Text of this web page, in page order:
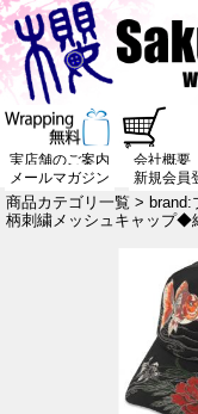
実店舗のご案内 会社概要
メールマガジン
新規会員
商品カテゴリ一覧 > brand:
柄刺繍メッシュキャップ◆